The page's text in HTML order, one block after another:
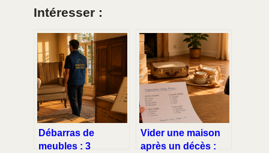
Intéresser :
Débarras de
meubles : 3
Vider une maison
après un décès :